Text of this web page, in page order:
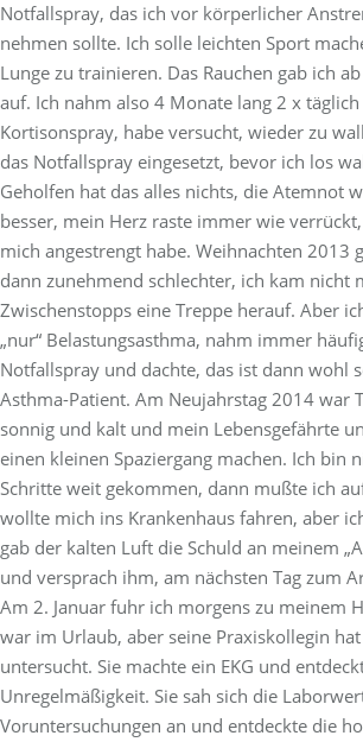
Notfallspray, das ich vor körperlicher
nehmen sollte. Ich solle leichten Sport
Lunge zu trainieren. Das Rauchen gab ich
auf. Ich nahm also 4 Monate lang 2 x täglich
Kortisonspray, habe versucht, wieder zu
das Notfallspray eingesetzt, bevor ich los
Geholfen hat das alles nichts, die Atemnot
besser, mein Herz raste immer wie
mich angestrengt habe. Weihnachten 2013
dann zunehmend schlechter, ich kam nicht
Zwischenstopps eine Treppe herauf. Aber
„nur“ Belastungsasthma, nahm immer
Notfallspray und dachte, das ist dann wohl
Asthma-Patient. Am Neujahrstag 2014 war
sonnig und kalt und mein Lebensgefährte
einen kleinen Spaziergang machen. Ich bin
Schritte weit gekommen, dann mußte ich
wollte mich ins Krankenhaus fahren, aber
gab der kalten Luft die Schuld an meinem
und versprach ihm, am nächsten Tag zum
Am 2. Januar fuhr ich morgens zu meinem
war im Urlaub, aber seine Praxiskollegin
untersucht. Sie machte ein EKG und
Unregelmäßigkeit. Sie sah sich die
Voruntersuchungen an und entdeckte die